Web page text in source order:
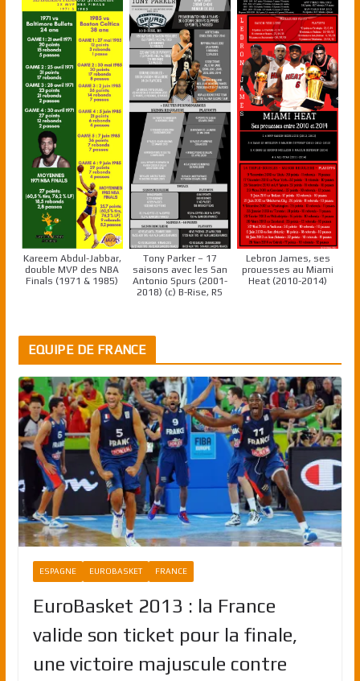
Kareem Abdul-Jabbar,
double MVP des NBA
Finals (1971 & 1985)
Tony Parker – 17
saisons avec les San
Antonio Spurs (2001-
2018) (c) B-Rise, RS
Lebron James, ses
prouesses au Miami
Heat (2010-2014)
EQUIPE DE FRANCE
ESPAGNE EUROBASKET FRANCE
EuroBasket 2013 : la France
valide son ticket pour la finale,
une victoire majuscule contre